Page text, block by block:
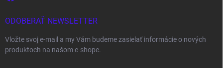
ODOBERAŤ NEWSLETTER
Vložte svoj e-mail a my Vám budeme zasielať informácie o nových
produktoch na našom e-shope.